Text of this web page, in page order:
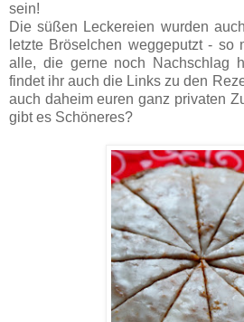
sein!
Die süßen Leckereien wurden
letzte Bröselchen weggeputzt - so
alle, die gerne noch Nachschlag
findet ihr auch die Links zu den
auch daheim euren ganz privaten
gibt es Schöneres?